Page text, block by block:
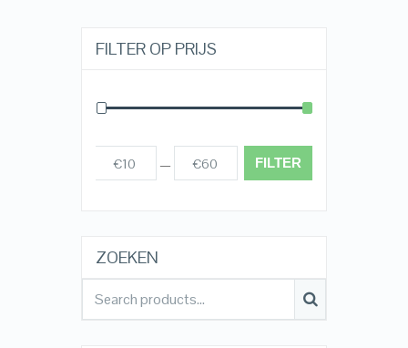
FILTER OP PRIJS
FILTER
€10 — €60
ZOEKEN